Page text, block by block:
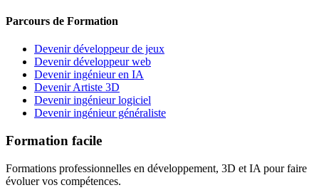
Parcours de Formation
Devenir développeur de jeux
Devenir développeur web
Devenir ingénieur en IA
Devenir Artiste 3D
Devenir ingénieur logiciel
Devenir ingénieur généraliste
Formation facile
Formations professionnelles en développement, 3D et IA pour faire
évoluer vos compétences.